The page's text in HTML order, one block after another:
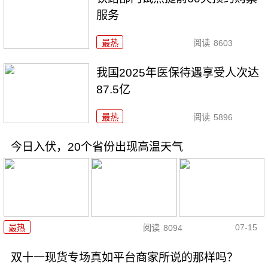
服务
最热 阅读 8603
我国2025年医保待遇享受人次达
87.5亿
最热 阅读 5896
今日入伏，20个省份出现高温天气
最热 阅读 8094 07-15
双十一现货专场真如平台商家所说的那样吗？